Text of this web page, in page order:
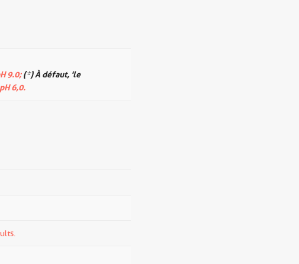
9.0;(*) À défaut, 'le
6,0.